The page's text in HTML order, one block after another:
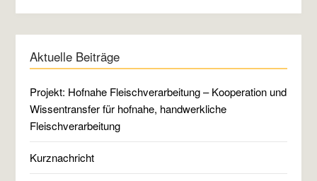
Aktuelle Beiträge
Projekt: Hofnahe Fleischverarbeitung – Kooperation und
Wissentransfer für hofnahe, handwerkliche
Fleischverarbeitung
Kurznachricht